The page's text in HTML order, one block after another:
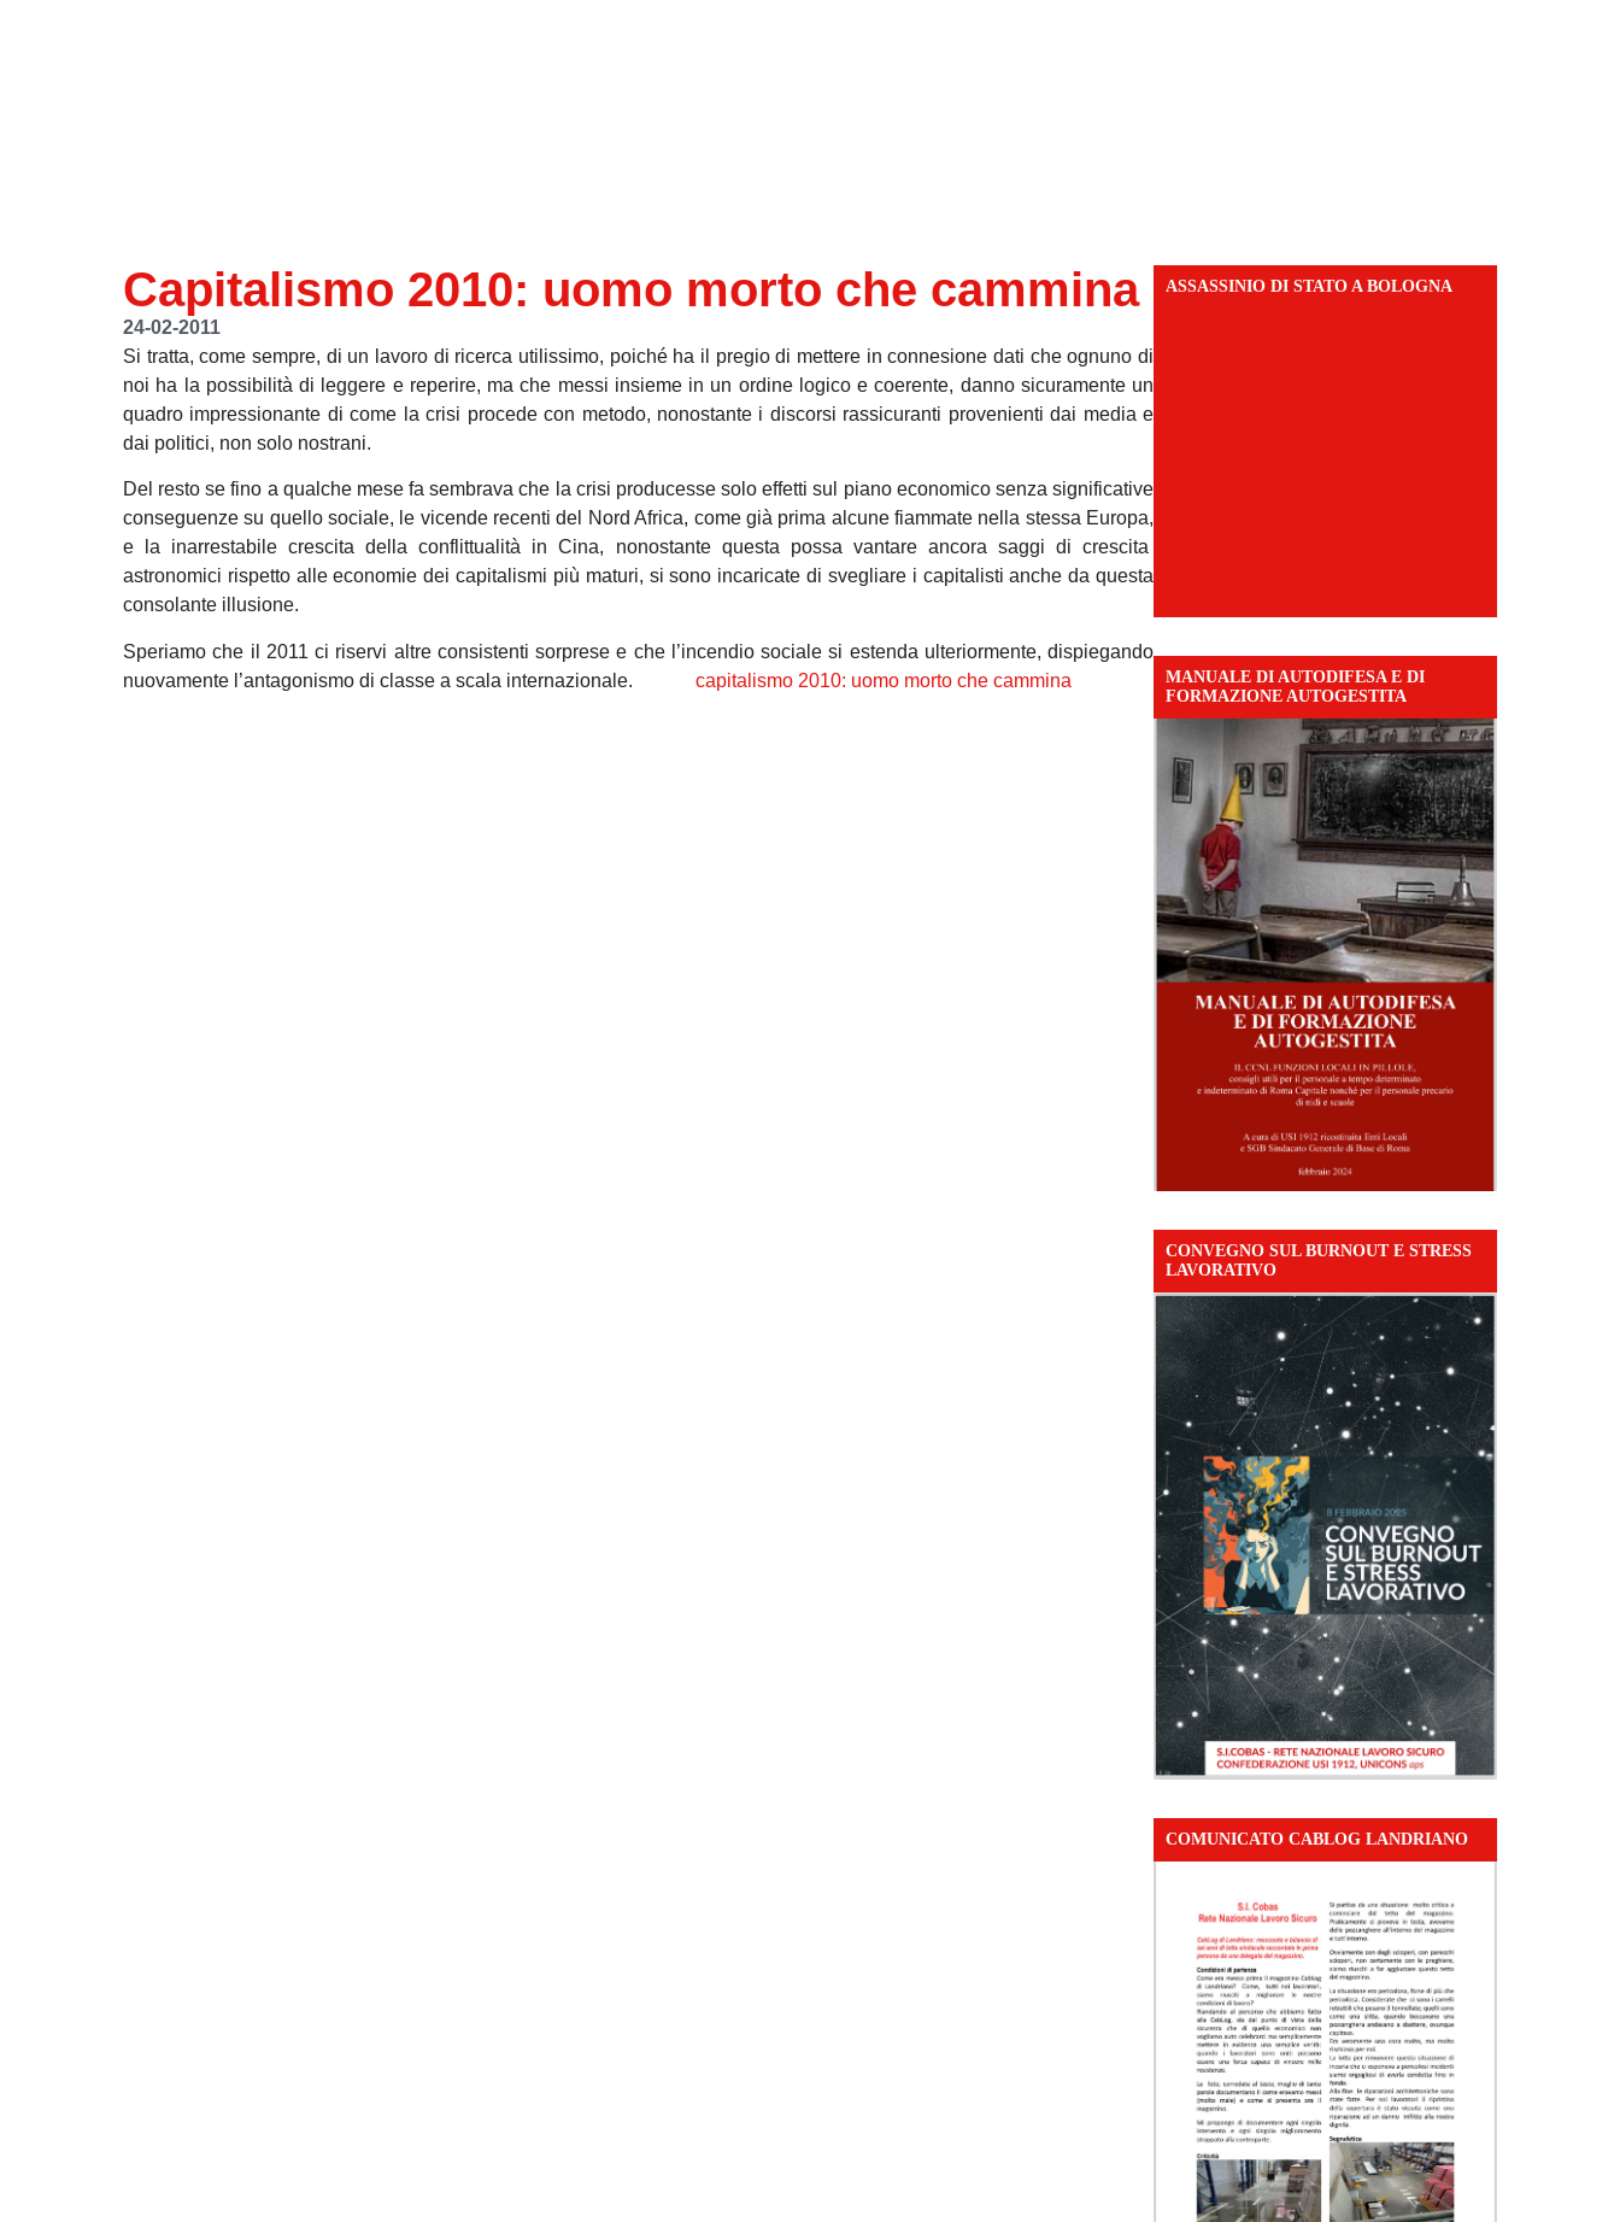
Capitalismo 2010: uomo morto che cammina
24-02-2011
Si tratta, come sempre, di un lavoro di ricerca utilissimo, poiché ha il pregio di mettere in connesione dati che ognuno di
noi ha la possibilità di leggere e reperire, ma che messi insieme in un ordine logico e coerente, danno sicuramente un
quadro impressionante di come la crisi procede con metodo, nonostante i discorsi rassicuranti provenienti dai media e
dai politici, non solo nostrani.
Del resto se fino a qualche mese fa sembrava che la crisi producesse solo effetti sul piano economico senza significative
conseguenze su quello sociale, le vicende recenti del Nord Africa, come già prima alcune fiammate nella stessa Europa,
e la inarrestabile crescita della conflittualità in Cina, nonostante questa possa vantare ancora saggi di crescita
astronomici rispetto alle economie dei capitalismi più maturi, si sono incaricate di svegliare i capitalisti anche da questa
consolante illusione.
Speriamo che il 2011 ci riservi altre consistenti sorprese e che l’incendio sociale si estenda ulteriormente, dispiegando
nuovamente l’antagonismo di classe a scala internazionale. capitalismo 2010: uomo morto che cammina
ASSASSINIO DI STATO A BOLOGNA
MANUALE DI AUTODIFESA E DI
FORMAZIONE AUTOGESTITA
CONVEGNO SUL BURNOUT E STRESS
LAVORATIVO
COMUNICATO CABLOG LANDRIANO